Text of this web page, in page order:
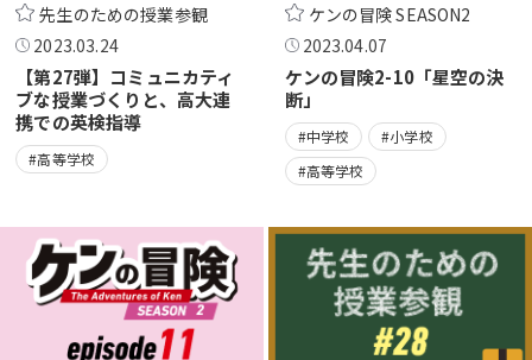
先生のための授業参観
2023.03.24
【第27弾】コミュニカティ
ブな授業づくりと、高大連
携での英検指導
#高等学校
ケンの冒険 SEASON2
2023.04.07
ケンの冒険2-10「星空の決
断」
#中学校
#小学校
#高等学校